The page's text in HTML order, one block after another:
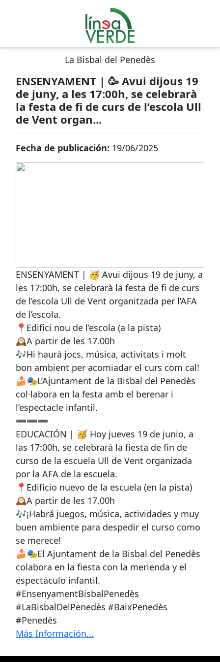
La Bisbal del Penedès
ENSENYAMENT | 🥳 Avui dijous 19
de juny, a les 17:00h, se celebrarà
la festa de fi de curs de l’escola Ull
de Vent organ...
Fecha de publicación: 19/06/2025
ENSENYAMENT | 🥳 Avui dijous 19 de juny, a
les 17:00h, se celebrarà la festa de fi de curs
de l’escola Ull de Vent organitzada per l’AFA
de l’escola.
📍Edifici nou de l’escola (a la pista)
🕰A partir de les 17.00h
🎶Hi haurà jocs, música, activitats i molt
bon ambient per acomiadar el curs com cal!
🍰🎭L’Ajuntament de la Bisbal del Penedès
col·labora en la festa amb el berenar i
l’espectacle infantil.
➖➖➖
EDUCACIÓN | 🥳 Hoy jueves 19 de junio, a
las 17:00h, se celebrará la fiesta de fin de
curso de la escuela Ull de Vent organizada
por la AFA de la escuela.
📍Edificio nuevo de la escuela (en la pista)
🕰A partir de les 17.00h
🎶¡Habrá juegos, música, actividades y muy
buen ambiente para despedir el curso como
se merece!
🍰🎭El Ajuntament de la Bisbal del Penedès
colabora en la fiesta con la merienda y el
espectáculo infantil.
#EnsenyamentBisbalPenedès
#LaBisbalDelPenedès #BaixPenedès
#Penedès
Más Información...